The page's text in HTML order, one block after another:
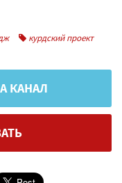
курдский проект
КАНАЛ